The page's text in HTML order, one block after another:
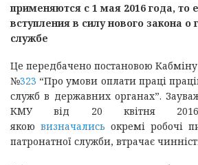
применяются с 1 мая 2016 года, то
вступления в силу нового закона о
службе
Це передбачено постановою Кабміну
№323 “Про умови оплати праці
служб в державних органах”.
КМУ від 20 квітня
якою визначались окремі робочі
патронатної служби, втрачає